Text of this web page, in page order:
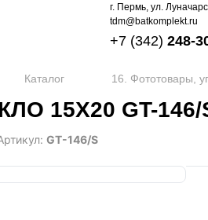
г. Пермь, ул.
tdm@batkomplekt.ru
+7 (342) 248-
Каталог 16. Фототовары,
15X20 GT-
GT-146/S